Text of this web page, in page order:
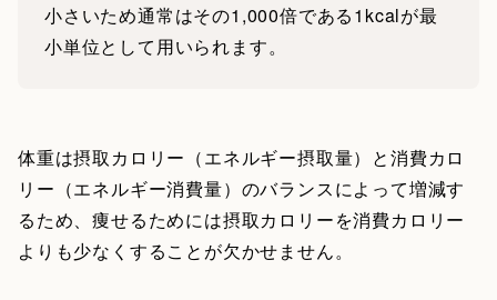
小さいため通常はその1,000倍である1kcalが最
小単位として用いられます。
体重は摂取カロリー（エネルギー摂取量）と消費カロ
リー（エネルギー消費量）のバランスによって増減す
るため、痩せるためには摂取カロリーを消費カロリー
よりも少なくすることが欠かせません。